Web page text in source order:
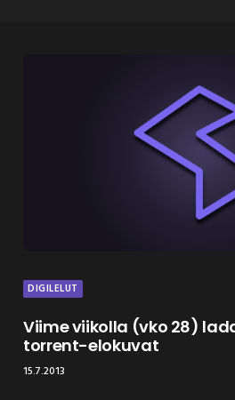
DIGILELUT
Viime viikolla (vko 28)
torrent-elokuvat
15.7.2013